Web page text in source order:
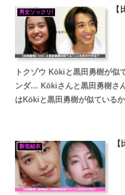
男女ソックリ!
トクゾウ Kōkiと黒田勇樹が
ンダ… Kōkiさんと黒田勇樹さ
はKōkiと黒田勇樹が似ている
新垣結衣